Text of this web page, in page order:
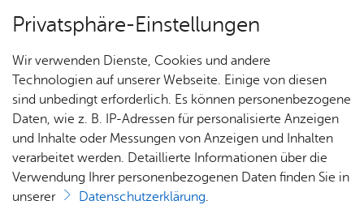
Pro­gramm
Spie­le­haus
Über uns
Privatsphäre-Einstellungen
Wir verwenden Dienste, Cookies und andere
Technologien auf unserer Webseite. Einige von diesen
sind unbedingt erforderlich. Es können personenbezogene
Daten, wie z. B. IP-Adressen für personalisierte Anzeigen
und Inhalte oder Messungen von Anzeigen und Inhalten
verarbeitet werden. Detaillierte Informationen über die
Verwendung Ihrer personenbezogenen Daten finden Sie in
unserer
Datenschutzerklärung.